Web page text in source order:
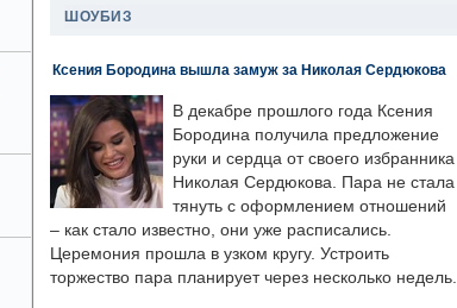
ШОУБИЗ
Ксения Бородина вышла замуж за Николая Сердюкова
В декабре прошлого года Ксения
Бородина получила предложение
руки и сердца от своего избранника
Николая Сердюкова. Пара не стала
тянуть с оформлением отношений
– как стало известно, они уже расписались.
Церемония прошла в узком кругу. Устроить
торжество пара планирует через несколько недель.